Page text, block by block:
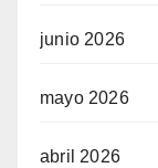
junio 2026
mayo 2026
abril 2026